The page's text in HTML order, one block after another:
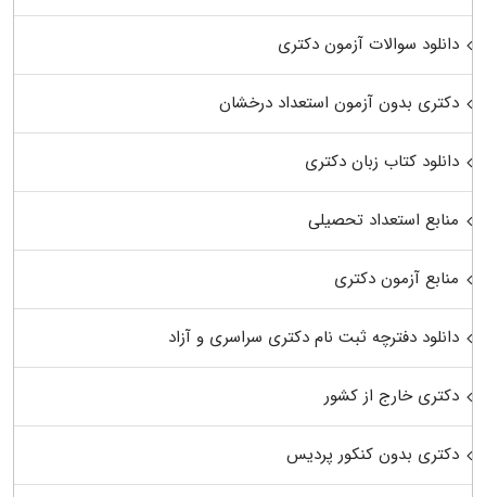
دانلود سوالات آزمون دکتری
دکتری بدون آزمون استعداد درخشان
دانلود کتاب زبان دکتری
منابع استعداد تحصیلی
منابع آزمون دکتری
دانلود دفترچه ثبت نام دکتری سراسری و آزاد
دکتری خارج از کشور
دکتری بدون کنکور پردیس